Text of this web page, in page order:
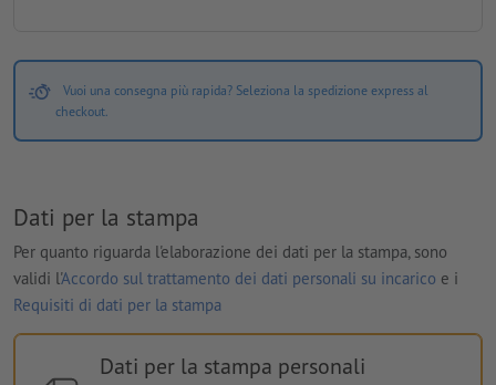
Vuoi una consegna più rapida? Seleziona la spedizione express al
checkout.
Dati per la stampa
Per quanto riguarda l'elaborazione dei dati per la stampa, sono
validi l'Accordo sul trattamento dei dati personali su incarico e i
Requisiti di dati per la stampa
Dati per la stampa personali